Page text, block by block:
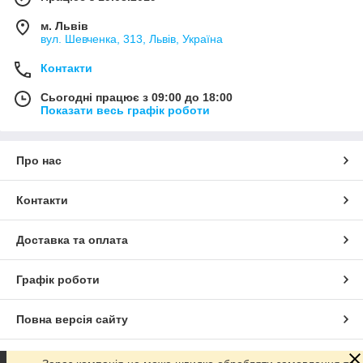
м. Львів
вул. Шевченка, 313, Львів, Україна
Контакти
Сьогодні працює з 09:00 до 18:00
Показати весь графік роботи
Про нас
Контакти
Доставка та оплата
Графік роботи
Повна версія сайту
Сайт створено на маркетплейсі Prom.ua